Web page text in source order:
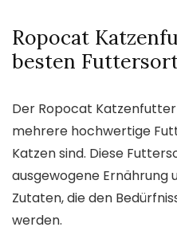
Ropocat
besten
Der Ropocat
mehrere hochwertige
Katzen sind. Diese
ausgewogene
Zutaten, die den
werden.